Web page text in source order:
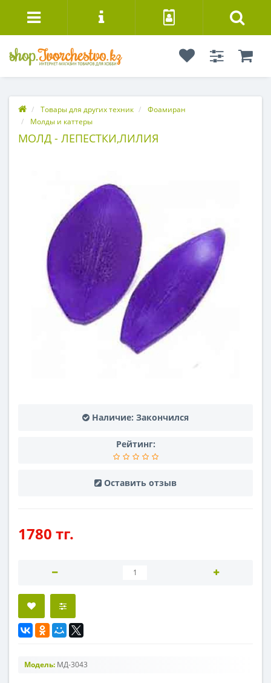
Товары для других техник
Фоамиран
Молды и каттеры
МОЛД - ЛЕПЕСТКИ,ЛИЛИЯ
Наличие: Закончился
Рейтинг:
Оставить отзыв
1780 тг.
Модель: МД-3043